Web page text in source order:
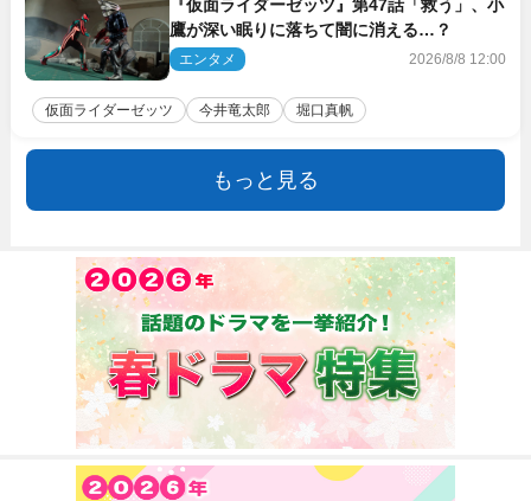
『仮面ライダーゼッツ』第47話「救う」、小
鷹が深い眠りに落ちて闇に消える…？
エンタメ 2026/8/8 12:00
仮面ライダーゼッツ 今井竜太郎 堀口真帆
もっと見る